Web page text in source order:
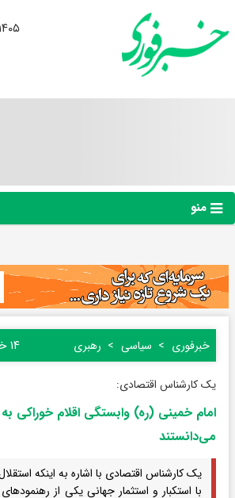
۱۴۰۵ مرداد ۱۶,
منو
خبرفوری سیاسی رهبری ۱۴ خرداد ۱۴۰۵ ۰۸:۴۷
یک کارشناس اقتصادی:
امام خمینی (ره) وابستگی اقلام خوراکی
می‌دانستند
یک کارشناس اقتصادی با اشاره به اینکه
با استکبار و استثمار جهانی یکی از